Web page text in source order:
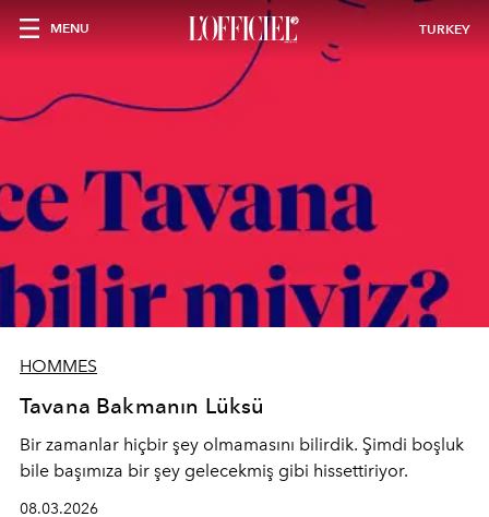
MENU TURKEY
HOMMES
Tavana Bakmanın Lüksü
Bir zamanlar hiçbir şey olmamasını bilirdik. Şimdi boşluk
bile başımıza bir şey gelecekmiş gibi hissettiriyor.
08.03.2026